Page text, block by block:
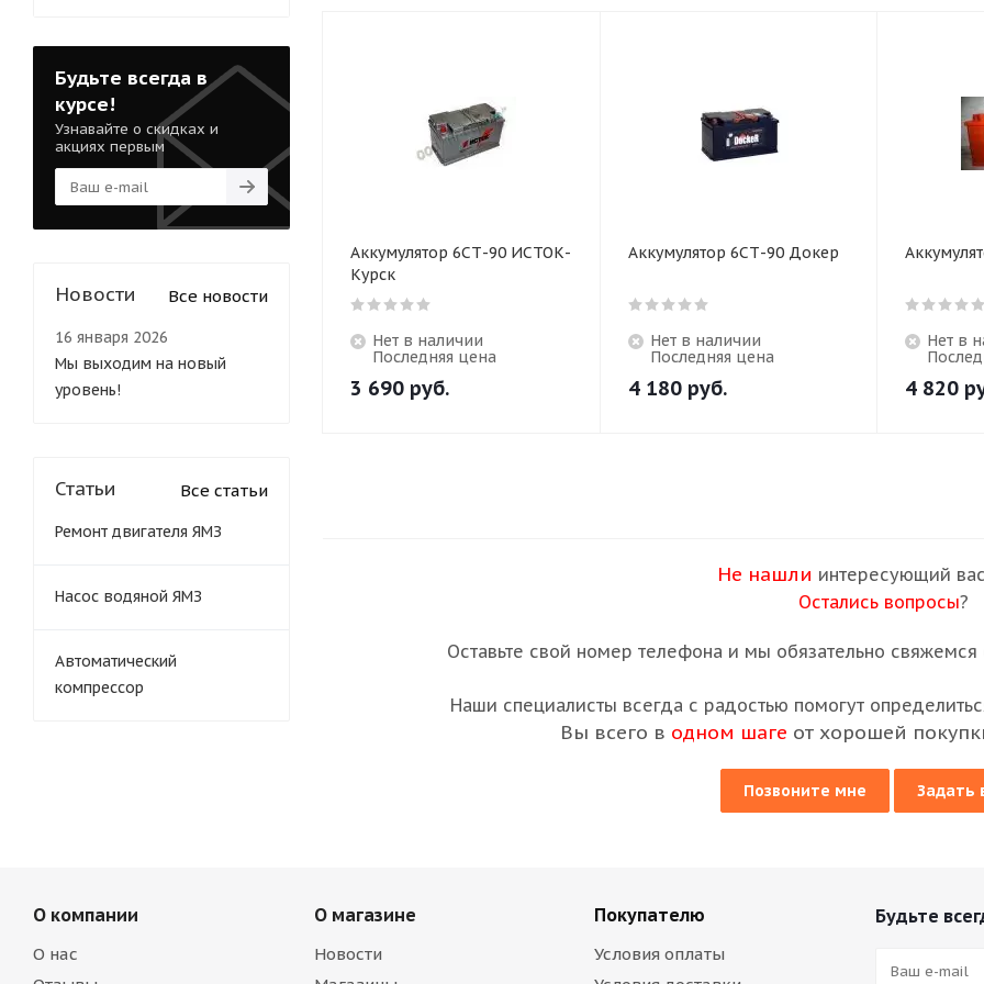
Аккумулятор 6СТ-90 ИСТОК-
Курск
Нет в наличии
Последняя цена
3 690 руб.
Аккумулятор 6СТ-90 Докер
Нет в наличии
Последняя цена
4 180руб.
Нет в
4 820
Не нашли интересующий
Остались вопросы?
Оставьте свой номер телефона и мы обязательно свяжемся
Наши специалисты всегда с радостью помогут
Вы всего в одном шаге от хорошей
Позвоните мне Задать
Будьте всегда в
курсе!
Узнавайте о скидках и
акциях первым
Новости Все новости
16 января 2026
Мы выходим на новый
уровень!
Статьи Все статьи
Ремонт двигателя ЯМЗ
Насос водяной ЯМЗ
Автоматический
компрессор
О компании
О нас
О магазине
Новости
Покупателю
Условия оплаты
Будьте